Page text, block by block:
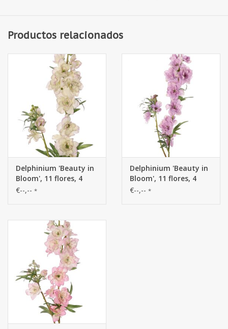
Productos relacionados
Delphinium 'Beauty in
Bloom', 11 flores, 4
capullos y 7 pares de
€--,-- *
Delphinium 'Beauty in
Bloom', 11 flores, 4
capullos y 7 pares de
€--,-- *